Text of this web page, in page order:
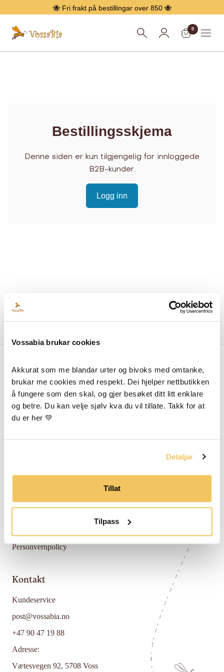
Vossabia brukar cookies
Akkurat som me blandar urter og bivoks med omtanke,
brukar me cookies med respekt. Dei hjelper nettbutikken
å fungere som den skal, og gjer besøket ditt litt enklare
og betre. Du kan velje sjølv kva du vil tillate. Takk for at
du er her 💚
Detaljar
Tillat
Tilpass
🐝 Fri frakt på bestillingar over 850 🐝
Meny
Vossabia 0
Bestillingsskjema
Denne siden er kun tilgjengelig for innloggede
B2B-kunder.
Logg inn
Om Vossabia
Om Oss
Forhandlarar
Hjelp
Personvernpolicy
Kontakt
Kundeservice
post@vossabia.no
+47 90 47 19 88
Adresse:
Vætesvegen 92, 5708 Voss